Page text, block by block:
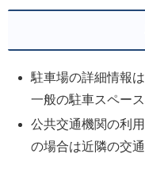
駐車場の詳細情報
一般の駐車スペー
公共交通機関の利
の場合は近隣の交